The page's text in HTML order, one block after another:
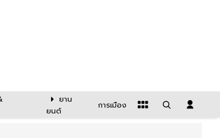
ยาน
ยนต์
การเมือง